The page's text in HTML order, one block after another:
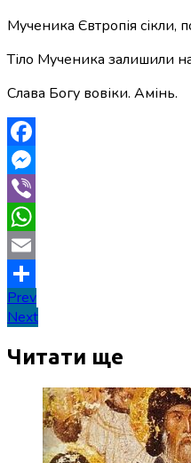
Мученика Євтропія сікли,
Тіло Мученика залишили
Слава Богу вовіки. Амінь.
Facebook
Messenger
Viber
WhatsApp
Email
Поділитися
Навігація
записів
Prev
Next
Читати ще